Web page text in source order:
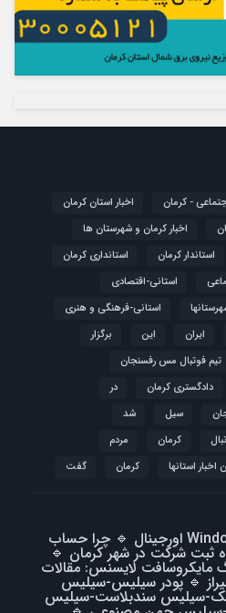
- کرمان
اخبار استان کرمان
اخبار کرمان و شهرستان ها
استاندار کرمان
استانداری کرمان
استانی-اقتصادی
استانی-فرهنگی و هنری
ایران این
برگزار
تیم فوتبال مس رفسنجان
دادگستری کرمان
در
سیل
شد
كرمان
مردم
اخبار استانها کرمان گفت
🔹 چرا حساب
ثبت شرکت در شهر کرمان 🔹
مایکروسافت لایسنس: مقالات
🔹پودر سیلیس-سیلیس
سیلیس سندبلاست-سیلیس